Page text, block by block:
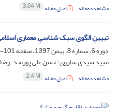
مشاهده مقاله اصل مقاله 3.04 M
تبیینِ الگوی سبک شناسیِ معماری
دوره 6، شماره 8، بهمن 1397، صفحه
101-117
مجید سیدی ساروی؛ حسن علی پورمند؛ رضا
مشاهده مقاله اصل مقاله 2.4 M